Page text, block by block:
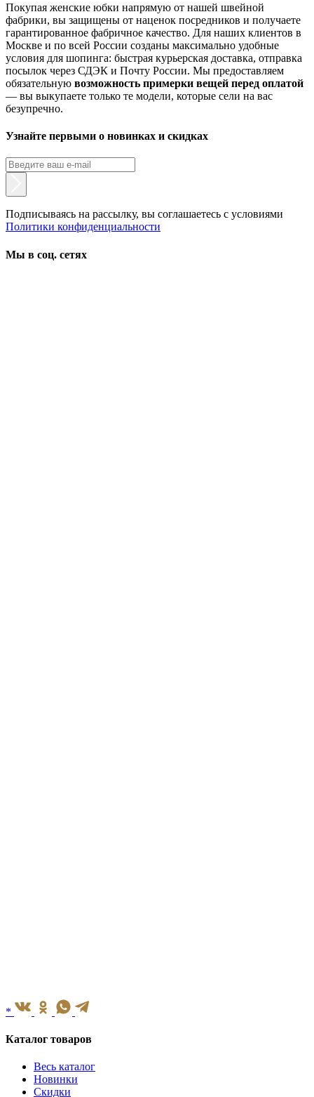
Покупая женские юбки напрямую от нашей швейной
фабрики, вы защищены от наценок посредников и получаете
гарантированное фабричное качество. Для наших клиентов в
Москве и по всей России созданы максимально удобные
условия для шопинга: быстрая курьерская доставка, отправка
посылок через СДЭК и Почту России. Мы предоставляем
обязательную возможность примерки вещей перед оплатой
— вы выкупаете только те модели, которые сели на вас
безупречно.
Узнайте первыми о новинках и скидках
Подписываясь на рассылку, вы соглашаетесь с условиями
Политики конфиденциальности
Мы в соц. сетях
*
Каталог товаров
Весь каталог
Новинки
Скидки